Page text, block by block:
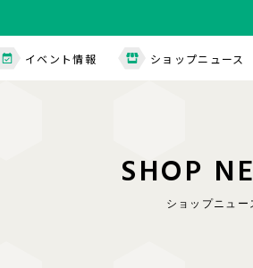
イベント情報 ショップニュース
SHOP NE
ショップニュー